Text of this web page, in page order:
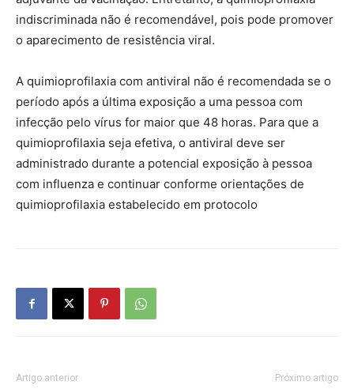
indiscriminada não é recomendável, pois pode promover
o aparecimento de resistência viral.
A quimioprofilaxia com antiviral não é recomendada se o
período após a última exposição a uma pessoa com
infecção pelo vírus for maior que 48 horas. Para que a
quimioprofilaxia seja efetiva, o antiviral deve ser
administrado durante a potencial exposição à pessoa
com influenza e continuar conforme orientações de
quimioprofilaxia estabelecido em protocolo
Artigo anterior Próximo artigo